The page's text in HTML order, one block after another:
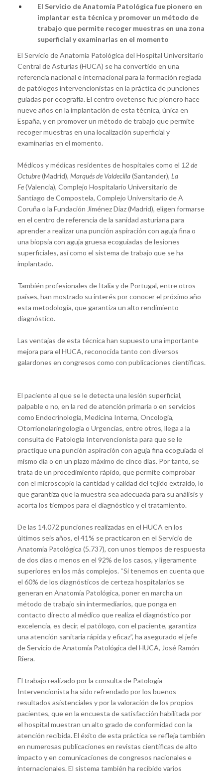
El Servicio de Anatomía Patológica fue pionero en
implantar esta técnica y promover un método de
trabajo que permite recoger muestras en una zona
superficial y examinarlas en el momento
El Servicio de Anatomía Patológica del Hospital Universitario
Central de Asturias (HUCA) se ha convertido en una
referencia nacional e internacional para la formación reglada
de patólogos intervencionistas en la práctica de punciones
guiadas por ecografía. El centro ovetense fue pionero hace
nueve años en la implantación de esta técnica, única en
España, y en promover un método de trabajo que permite
recoger muestras en una localización superficial y
examinarlas en el momento.
Médicos y médicas residentes de hospitales como el 12 de
Octubre(Madrid), Marqués de Valdecilla(Santander), La
Fe(Valencia), Complejo Hospitalario Universitario de
Santiago de Compostela, Complejo Universitario de A
Coruña o la Fundación Jiménez Díaz (Madrid), eligen formarse
en el centro de referencia de la sanidad asturiana para
aprender a realizar una punción aspiración con aguja fina o
una biopsia con aguja gruesa ecoguiadas de lesiones
superficiales, así como el sistema de trabajo que se ha
implantado.
También profesionales de Italia y de Portugal, entre otros
países, han mostrado su interés por conocer el próximo año
esta metodología, que garantiza un alto rendimiento
diagnóstico.
Las ventajas de esta técnica han supuesto una importante
mejora para el HUCA, reconocida tanto con diversos
galardones en congresos como con publicaciones científicas.
El paciente al que se le detecta una lesión superficial,
palpable o no, en la red de atención primaria o en servicios
como Endocrinología, Medicina Interna, Oncología,
Otorrionolaringología o Urgencias, entre otros, llega a la
consulta de Patología Intervencionista para que se le
practique una punción aspiración con aguja fina ecoguiada el
mismo día o en un plazo máximo de cinco días. Por tanto, se
trata de un procedimiento rápido, que permite comprobar
con el microscopio la cantidad y calidad del tejido extraído, lo
que garantiza que la muestra sea adecuada para su análisis y
acorta los tiempos para el diagnóstico y el tratamiento.
De las 14.072 punciones realizadas en el HUCA en los
últimos seis años, el 41% se practicaron en el Servicio de
Anatomía Patológica (5.737), con unos tiempos de respuesta
de dos días o menos en el 92% de los casos, y ligeramente
superiores en los más complejos. “Si tenemos en cuenta que
el 60% de los diagnósticos de certeza hospitalarios se
generan en Anatomía Patológica, poner en marcha un
método de trabajo sin intermediarios, que ponga en
contacto directo al médico que realiza el diagnóstico por
excelencia, es decir, el patólogo, con el paciente, garantiza
una atención sanitaria rápida y eficaz”, ha asegurado el jefe
de Servicio de Anatomía Patológica del HUCA, José Ramón
Riera.
El trabajo realizado por la consulta de Patología
Intervencionista ha sido refrendado por los buenos
resultados asistenciales y por la valoración de los propios
pacientes, que en la encuesta de satisfacción habilitada por
el hospital muestran un alto grado de conformidad con la
atención recibida. El éxito de esta práctica se refleja también
en numerosas publicaciones en revistas científicas de alto
impacto y en comunicaciones de congresos nacionales e
internacionales. El sistema también ha recibido varios